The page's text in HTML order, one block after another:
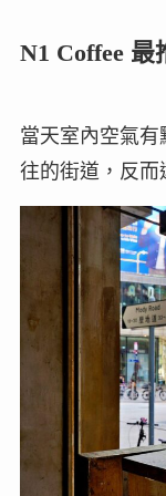
N1 Coffee 最
當天室內空氣
往的街道，反而